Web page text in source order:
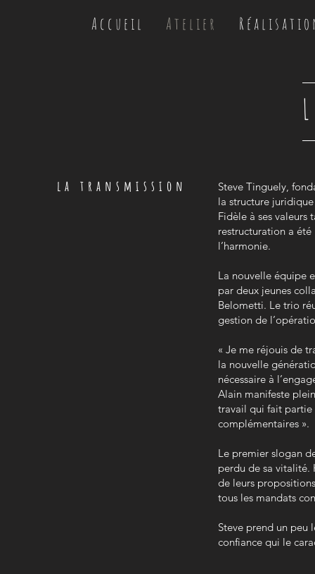
A c c u e i l A t e l i e r R é a l i s a t i o
Steve Tinguely,
la structure
Fidèle à ses valeurs
restructuration a
l’harmonie.
La nouvelle équipe
par deux jeunes
Belometti. Le trio
gestion de
« Je me réjouis de
la nouvelle
nécessaire à
Alain manifeste
travail qui fait partie
complémentaires ».
Le premier slogan
perdu de sa vitalité.
de leurs
tous les mandats
Steve prend un peu
confiance qui le
la transmission